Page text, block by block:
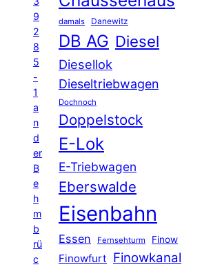
9
2
8
5
-
1
a
n
d
er
B
e
h
m
b
rü
c
damals Danewitz
DB AG Diesel
Diesellok
Dieseltriebwagen
Dochnoch
Doppelstock
E-Lok
E-Triebwagen
Eberswalde
Eisenbahn
Essen Fernsehturm Finow
Finowfurt Finowkanal